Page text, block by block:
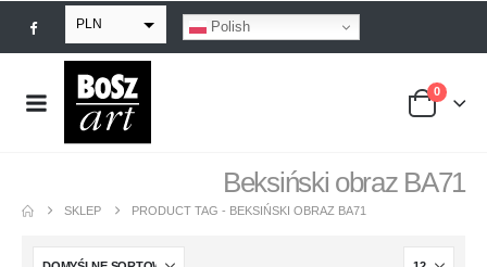
PLN
EUR
USD
Polish
0
Beksiński obraz BA71
SKLEP PRODUCT TAG - BEKSIŃSKI OBRAZ BA71